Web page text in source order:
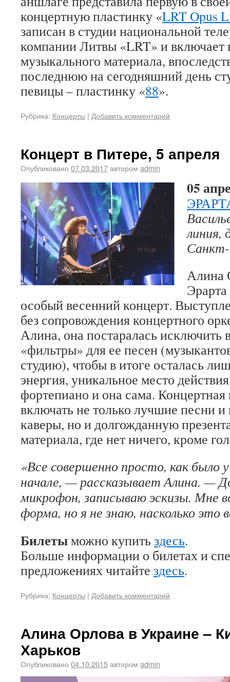
концертную пластинку «LRT Opus
записан в студии национальной
компании Литвы «LRT» и включает
музыкального материала,
последнюю на сегодняшний день
певицы – пластинку «88».
Рубрика: Концерты | Добавить комментарий
Концерт в Питере, 5 апреля
Опубликовано 07.03.2017автором admin
05
линия,
Алина
особый весенний концерт.
без сопровождения концертного
Алина, она постаралась исключить
«фильтры» для ее песен
студию), чтобы в итоге осталась
энергия, уникальное место
фортепиано и она сама. Концертная
включать не только лучшие песни
каверы, но и долгожданную
материала, где нет ничего, кроме
«Все совершенно просто, как было
начале, — рассказывает Алина. —
микрофон, записываю эскизы. Мне
форма, но я не знаю, насколько это
Билетыможно купить здесь.
Больше информации о билетах и
предложениях читайте здесь.
Рубрика: Концерты | Добавить комментарий
Алина Орлова в Украине –
Харьков
Опубликовано 04.10.2015автором admin